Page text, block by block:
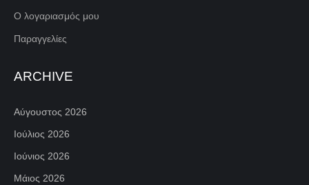
Ο λογαριασμός μου
Παραγγελίες
ARCHIVE
Αύγουστος 2026
Ιούλιος 2026
Ιούνιος 2026
Μάιος 2026